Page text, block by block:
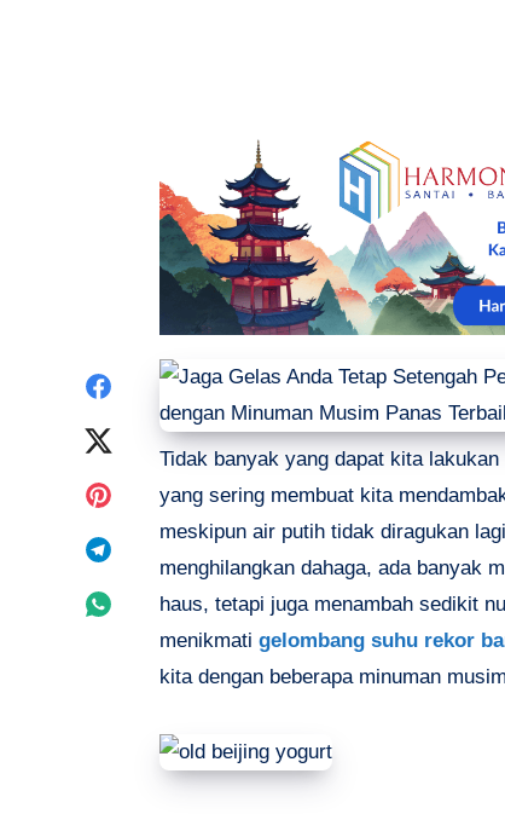
Share
Twitter
Share
Pinterest
Telegram
Share
Tidak banyak yang dapat kita
yang sering membuat kita
meskipun air putih tidak diragukan
menghilangkan dahaga, ada banyak
haus, tetapi juga menambah sedikit
menikmati gelombang suhu rekor
kita dengan beberapa minuman